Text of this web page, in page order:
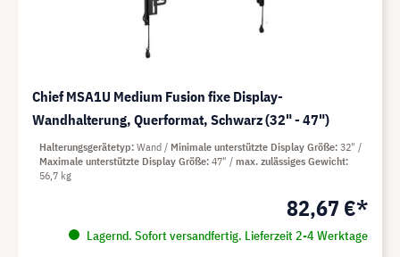
Chief MSA1U Medium Fusion fixe Display-
Wandhalterung, Querformat, Schwarz (32" - 47")
82,67 €*
Lagernd. Sofort versandfertig. Lieferzeit 2-4 Werktage
Halterungsgerätetyp Wand Minimale unterstützte Display Größe 32"
Maximale unterstützte Display Größe 47"
max. zulässiges Gewicht
56,7 kg